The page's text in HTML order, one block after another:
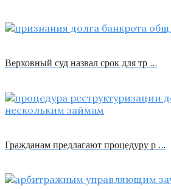
Верховный суд назвал срок для тр …
Гражданам предлагают процедуру р …